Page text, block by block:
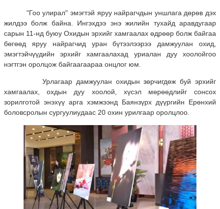
"Гоо улирал" эмэгтэй яруу найрагчдын уншлага дөрөв дэх
жилдээ болж байна. Ингэхдээ энэ жилийн тухайд аравдугаар
сарын 11-нд буюу Охидын эрхийг хамгаалах өдрөөр болж байгаа
бөгөөд яруу найрагчид уран бүтээлээрээ дамжуулан охид,
эмэгтэйчүүдийн эрхийг хамгаалахад уриалан дуу хоолойгоо
нэгтгэн оролцож байгаагаараа онцлог юм.
Урлагаар дамжуулан охидын зөрчигдөж буй эрхийг
хамгаалах, охдын дуу хоолой, хүсэл мөрөөдлийг сонсох
зорилготой энэхүү арга хэмжээнд Баянзүрх дүүргийн Ерөнхий
боловсролын сургуулиудаас 20 охин урилгаар оролцлоо.